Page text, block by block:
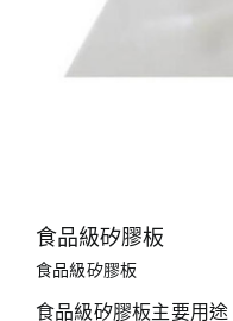
食品級矽膠板
食品級矽膠板
食品級矽膠板主要用